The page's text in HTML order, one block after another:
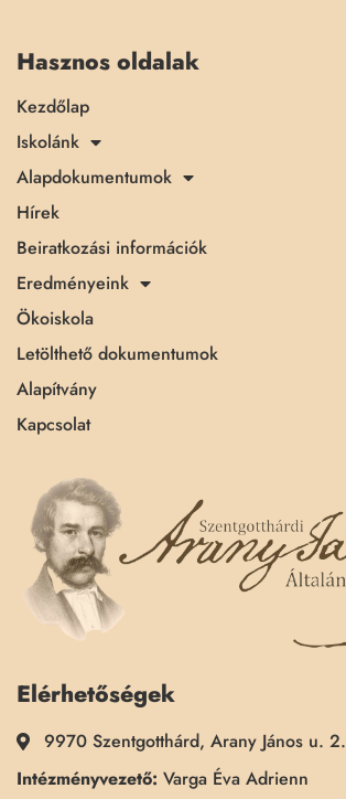
Hasznos oldalak
Kezdőlap
Iskolánk
Alapdokumentumok
Hírek
Beiratkozási információk
Eredményeink
Ökoiskola
Letölthető dokumentumok
Alapítvány
Kapcsolat
Elérhetőségek
9970 Szentgotthárd, Arany János u. 2.
Intézményvezető: Varga Éva Adrienn